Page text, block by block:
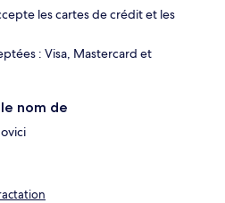
les cartes de crédit et les
: Visa, Mastercard et
le nom de